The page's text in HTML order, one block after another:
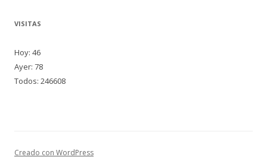
VISITAS
Hoy: 46
Ayer: 78
Todos: 246608
Creado con WordPress